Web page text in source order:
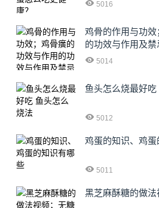
5016
鸡骨的作用与功
的功效与作用及禁
5014
鱼头怎么烧最好
5012
鸡蛋的知识、鸡
5011
黑芝麻酥糖的做